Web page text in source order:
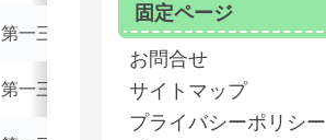
第一三共エスファ
第一三共エスファ
固定ページ
お問合せ
サイトマップ
プライバシーポリシー